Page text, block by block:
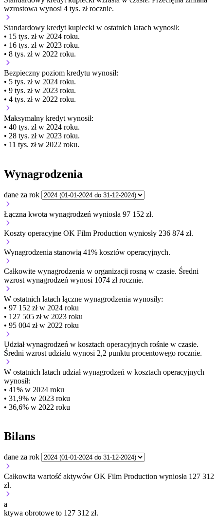
wzrostowa wynosi 4 tys. zł rocznie.
Standardowy kredyt kupiecki w ostatnich latach wynosił:
• 15 tys. zł w 2024 roku.
• 16 tys. zł w 2023 roku.
• 8 tys. zł w 2022 roku.
Bezpieczny poziom kredytu wynosił:
• 5 tys. zł w 2024 roku.
• 9 tys. zł w 2023 roku.
• 4 tys. zł w 2022 roku.
Maksymalny kredyt wynosił:
• 40 tys. zł w 2024 roku.
• 28 tys. zł w 2023 roku.
• 11 tys. zł w 2022 roku.
Wynagrodzenia
dane za rok
Łączna kwota wynagrodzeń wyniosła 97 152 zł.
Koszty operacyjne OK Film Production wyniosły 236 874 zł.
Wynagrodzenia stanowią 41% kosztów operacyjnych.
Całkowite wynagrodzenia w organizacji rosną w czasie. Średni
wzrost wynagrodzeń wynosi 1074 zł rocznie.
W ostatnich latach łączne wynagrodzenia wynosiły:
• 97 152 zł w 2024 roku
• 127 505 zł w 2023 roku
• 95 004 zł w 2022 roku
Udział wynagrodzeń w kosztach operacyjnych rośnie w czasie.
Średni wzrost udziału wynosi 2,2 punktu procentowego rocznie.
W ostatnich latach udział wynagrodzeń w kosztach operacyjnych
wynosił:
• 41% w 2024 roku
• 31,9% w 2023 roku
• 36,6% w 2022 roku
Bilans
dane za rok
Całkowita wartość aktywów OK Film Production wyniosła 127 312
zł.
a
ktywa obrotowe to 127 312 zł.